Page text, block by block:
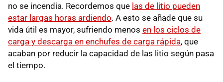
no se incendia. Recordemos que las de litio pueden
estar largas horas ardiendo. A esto se añade que su
vida útil es mayor, sufriendo menos en los ciclos de
carga y descarga en enchufes de carga rápida, que
acaban por reducir la capacidad de las litio según pasa
el tiempo.